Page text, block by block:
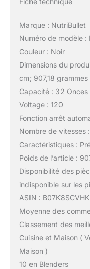
Marque : NutriBullet
Numéro de modèle :
Couleur : Noir
Dimensions du
cm; 907,18 grammes
Capacité : 32 Onces
Voltage : 120
Fonction arrêt
Nombre de vitesses :
Caractéristiques :
Poids de l’article :
Disponibilité des
indisponible sur les
ASIN : B07K8SCVHK
Moyenne des
Classement des
Cuisine et Maison (
Maison )
10 en Blenders